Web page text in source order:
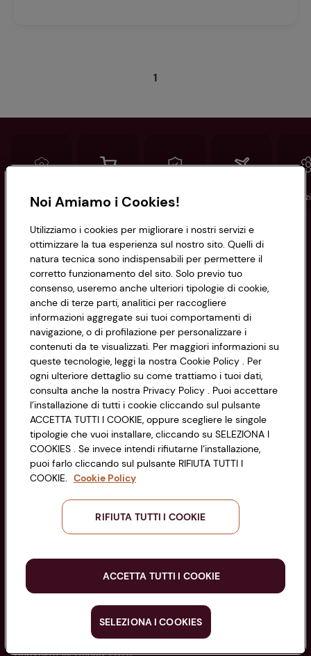
1
Conad Spesa online Assicurazioni
Informazioni
Privacy Policy
Cookie Policy
Impostazioni Cookie
Accessibilità
CONAD SOCIETÀ COOPERATIVA
Via Michelino, 59 | 40127 BOLOGNA
Codice Fiscale e Registro Imprese
di Bologna 00865960157
PARTITA IVA 03320960374
Servizio clienti
Seguici sui Social:
Copyright @ Conad 2025
Noi Amiamo i Cookies!
Utilizziamo i cookies per migliorare i nostri servizi e
ottimizzare la tua esperienza sul nostro sito. Quelli di
natura tecnica sono indispensabili per permettere il
corretto funzionamento del sito. Solo previo tuo
consenso, useremo anche ulteriori tipologie di cookie,
anche di terze parti, analitici per raccogliere
informazioni aggregate sui tuoi comportamenti di
navigazione, o di profilazione per personalizzare i
contenuti da te visualizzati. Per maggiori informazioni su
queste tecnologie, leggi la nostra Cookie Policy . Per
ogni ulteriore dettaglio su come trattiamo i tuoi dati,
consulta anche la nostra Privacy Policy . Puoi accettare
l’installazione di tutti i cookie cliccando sul pulsante
ACCETTA TUTTI I COOKIE, oppure scegliere le singole
tipologie che vuoi installare, cliccando su SELEZIONA I
COOKIES . Se invece intendi rifiutarne l’installazione,
puoi farlo cliccando sul pulsante RIFIUTA TUTTI I
COOKIE. Cookie Policy
RIFIUTA TUTTI I COOKIE
ACCETTA TUTTI I COOKIE
SELEZIONA I COOKIES